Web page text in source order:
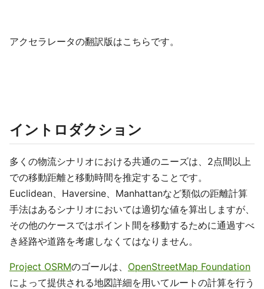
アクセラレータの翻訳版はこちらです。
イントロダクション
多くの物流シナリオにおける共通のニーズは、2点間以上
での移動距離と移動時間を推定することです。
Euclidean、Haversine、Manhattanなど類似の距離計算
手法はあるシナリオにおいては適切な値を算出しますが、
その他のケースではポイント間を移動するために通過すべ
き経路や道路を考慮しなくてはなりません。
Project OSRMのゴールは、 OpenStreetMap Foundation
によって提供される地図詳細を用いてルートの計算を行う